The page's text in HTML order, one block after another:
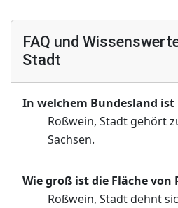
FAQ und
Stadt
In welchem Bundesland ist
Roßwein, Stadt gehört
Sachsen.
Wie groß ist die Fläche von
Roßwein, Stadt dehnt